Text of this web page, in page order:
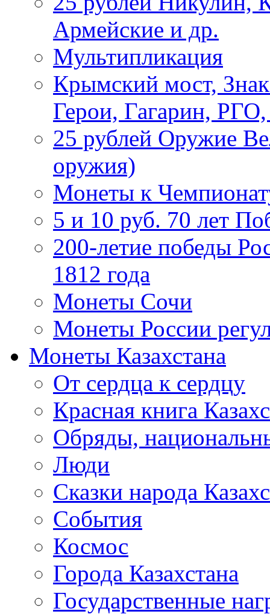
Армейские и др.
Мультипликация
Крымский мост,
Герои, Гагарин,
25 рублей Оружие
оружия)
Монеты к
5 и 10 руб. 70 лет
200-летие победы
1812 года
Монеты Сочи
Монеты России
Монеты Казахстана
От сердца к сердцу
Красная книга
Обряды,
Люди
Сказки народа
События
Космос
Города Казахстана
Государственные